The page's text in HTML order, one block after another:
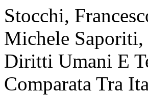
Stocchi,
Michele
Diritti Umani E
Comparata Tra